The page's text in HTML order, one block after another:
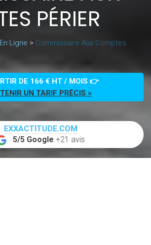
PÉRIER
Ligne > Commissaire Aux Comptes
DE 166 € HT / MOIS 👉
UN TARIF PRÉCIS »
EXXACTITUDE.COM
5/5 Google +21 avis